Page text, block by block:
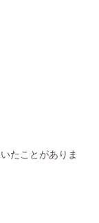
たことがありま